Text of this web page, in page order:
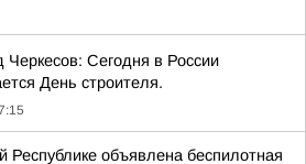
Черкесов: Сегодня в России
День строителя.
объявлена беспилотная